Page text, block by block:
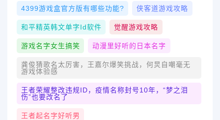
4399游戏盒官方版有哪些功能? 侠客道游戏攻略
和平精英韩文单字id软件 觉醒游戏攻略
游戏名字女生搞笑 动漫里好听的日本名字
龚俊猜歌名太厉害，王嘉尔爆笑挑战，何炅自嘲毫无
游戏体验感
王者荣耀整改违规ID，疫情名称封号10年，“梦之泪
伤”也要改名了
王者起名字好听男